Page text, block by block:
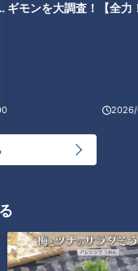
ギモンを大調査！【全力
2026/
画】【ピエロと呼ばれ
外で遊びます！ 定期
キュメンタリー